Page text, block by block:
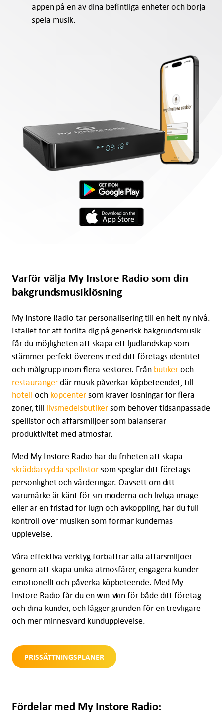
appen på en av dina befintliga enheter och börja
spela musik.
Varför välja My Instore Radio som din
bakgrundsmusiklösning
My Instore Radio tar personalisering till en helt ny nivå.
Istället för att förlita dig på generisk bakgrundsmusik
får du möjligheten att skapa ett ljudlandskap som
stämmer perfekt överens med ditt företags identitet
och målgrupp inom flera sektorer. Från butikeroch
restaurangerdär musik påverkar köpbeteendet, till
hotell och köpcentersom kräver lösningar för flera
zoner, till livsmedelsbutikersom behöver tidsanpassade
spellistor och affärsmiljöer som balanserar
produktivitet med atmosfär.
Med My Instore Radio har du friheten att skapa
skräddarsydda spellistorsom speglar ditt företags
personlighet och värderingar. Oavsett om ditt
varumärke är känt för sin moderna och livliga image
eller är en fristad för lugn och avkoppling, har du full
kontroll över musiken som formar kundernas
upplevelse.
Våra effektiva verktyg förbättrar alla affärsmiljöer
genom att skapa unika atmosfärer, engagera kunder
emotionellt och påverka köpbeteende. Med My
Instore Radio får du en win-win för både ditt företag
och dina kunder, och lägger grunden för en trevligare
och mer minnesvärd kundupplevelse.
PRISSÄTTNINGSPLANER
Fördelar med My Instore Radio: